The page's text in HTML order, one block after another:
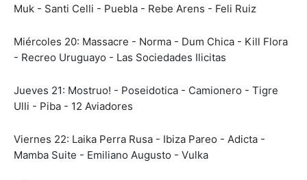
Muk - Santi Celli - Puebla - Rebe Arens - Feli Ruiz
Miércoles 20: Massacre - Norma - Dum Chica - Kill Flora
- Recreo Uruguayo - Las Sociedades Ilicitas
Jueves 21: Mostruo! - Poseidotica - Camionero - Tigre
Ulli - Piba - 12 Aviadores
Viernes 22: Laika Perra Rusa - Ibiza Pareo - Adicta -
Mamba Suite - Emiliano Augusto - Vulka